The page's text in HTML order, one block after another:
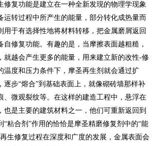
修复功能是建立在一种全新发现的物理学现象
运转过程中所产生的能量，部分转化成热量而
用于有选择性地将材料转移，把金属磨屑返回
自修复功能。有趣的是，当摩擦表面越粗糙，
就越会产生更多的能量，用来建立新的改性-修
温度和压力条件下，摩圣再生剂就会通过扩
逐步“熔合”到基础表面上，就像砌砖墙那样补
、微观裂纹等。在这样的建造工程中，悬浮在
也是主要的建筑材料之一，他们可重新返回到
“粘合剂”作用的恰恰是摩圣精磨修复剂中的“能
生修复过程在深度和广度的发展，金属表面会